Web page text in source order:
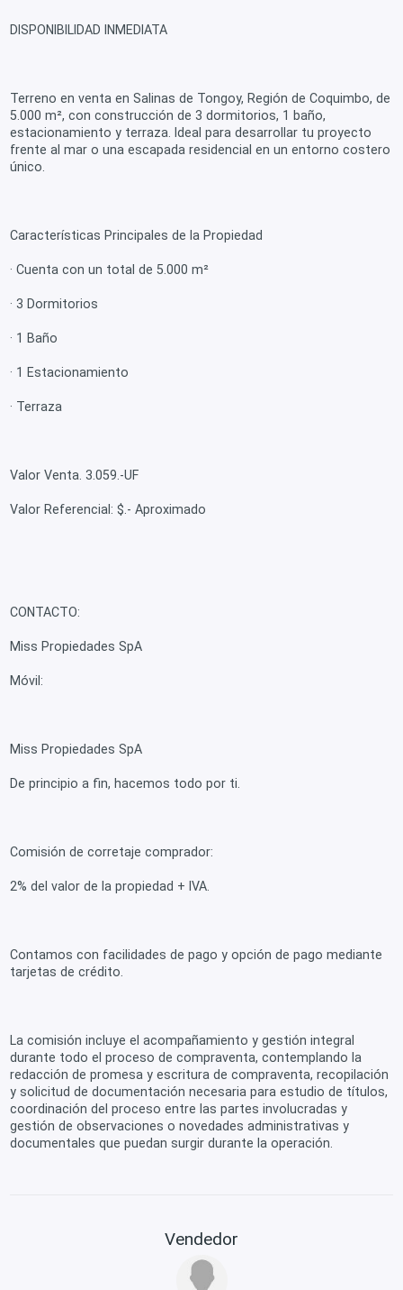
DISPONIBILIDAD INMEDIATA
Terreno en venta en Salinas de Tongoy, Región de Coquimbo, de
5.000 m², con construcción de 3 dormitorios, 1 baño,
estacionamiento y terraza. Ideal para desarrollar tu proyecto
frente al mar o una escapada residencial en un entorno costero
único.
Características Principales de la Propiedad
· Cuenta con un total de 5.000 m²
· 3 Dormitorios
· 1 Baño
· 1 Estacionamiento
· Terraza
Valor Venta. 3.059.-UF
Valor Referencial: $.- Aproximado
CONTACTO:
Miss Propiedades SpA
Móvil:
Miss Propiedades SpA
De principio a fin, hacemos todo por ti.
Comisión de corretaje comprador:
2% del valor de la propiedad + IVA.
Contamos con facilidades de pago y opción de pago mediante
tarjetas de crédito.
La comisión incluye el acompañamiento y gestión integral
durante todo el proceso de compraventa, contemplando la
redacción de promesa y escritura de compraventa, recopilación
y solicitud de documentación necesaria para estudio de títulos,
coordinación del proceso entre las partes involucradas y
gestión de observaciones o novedades administrativas y
documentales que puedan surgir durante la operación.
Vendedor